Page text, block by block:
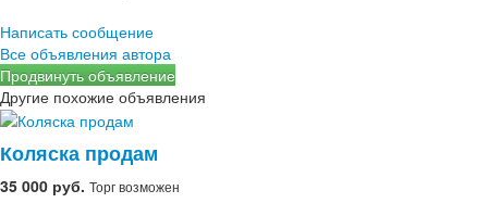
Написать сообщение
Все объявления автора
Продвинуть объявление
Другие похожие объявления
Коляска продам
35 000 руб. Торг возможен